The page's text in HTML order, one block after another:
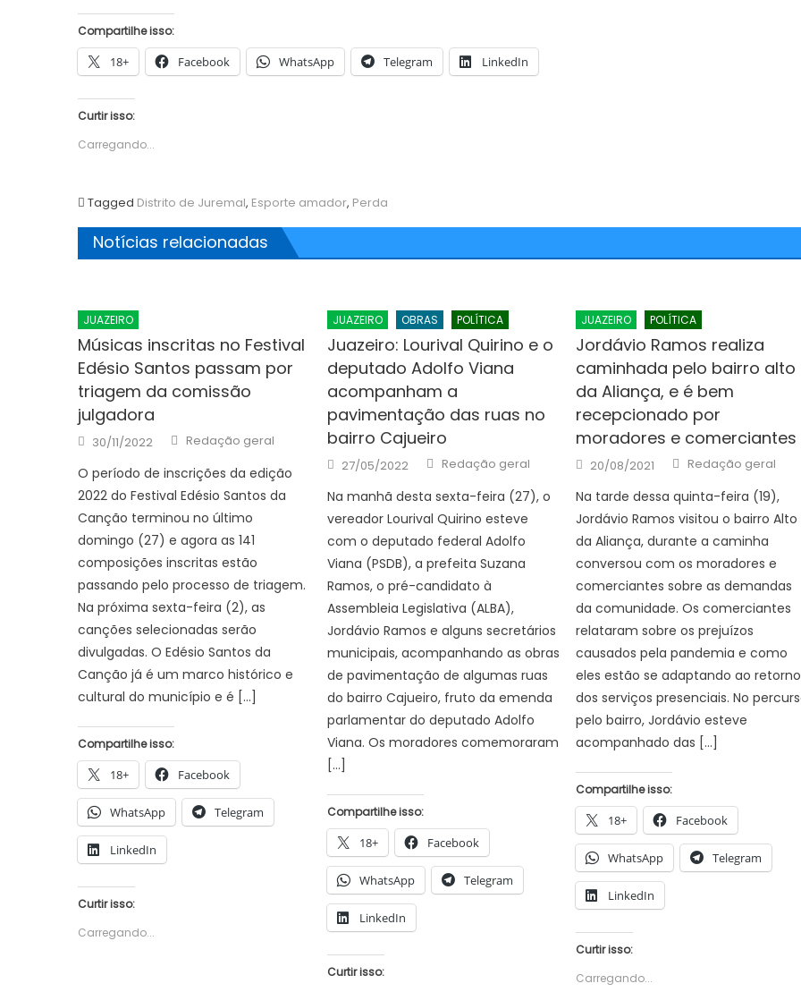
Compartilhe isso:
18+ Facebook WhatsApp Telegram LinkedIn
Curtir isso:
Carregando...
Tagged Distrito de Juremal, Esporte amador, Perda
Notícias relacionadas
JUAZEIRO
Músicas inscritas no Festival
Edésio Santos passam por
triagem da comissão
julgadora
Posted
on
30/11/2022 Author
Redação geral
O período de inscrições da edição
2022 do Festival Edésio Santos da
Canção terminou no último
domingo (27) e agora as 141
composições inscritas estão
passando pelo processo de triagem.
Na próxima sexta-feira (2), as
canções selecionadas serão
divulgadas. O Edésio Santos da
Canção já é um marco histórico e
cultural do município e é […]
Compartilhe isso:
18+ Facebook
WhatsApp Telegram
LinkedIn
Curtir isso:
Carregando...
JUAZEIRO OBRAS POLÍTICA
Juazeiro: Lourival Quirino e o
deputado Adolfo Viana
acompanham a
pavimentação das ruas no
bairro Cajueiro
Posted
on
27/05/2022 Author
Redação geral
Na manhã desta sexta-feira (27), o
vereador Lourival Quirino esteve
com o deputado federal Adolfo
Viana (PSDB), a prefeita Suzana
Ramos, o pré-candidato à
Assembleia Legislativa (ALBA),
Jordávio Ramos e alguns secretários
municipais, acompanhando as obras
de pavimentação de algumas ruas
do bairro Cajueiro, fruto da emenda
parlamentar do deputado Adolfo
Viana. Os moradores comemoraram
[…]
Compartilhe isso:
18+ Facebook
WhatsApp Telegram
LinkedIn
Curtir isso:
JUAZEIRO POLÍTICA
Jordávio Ramos realiza
caminhada pelo bairro alto
da Aliança, e é bem
recepcionado por
moradores e comerciantes
Posted
on
20/08/2021 Author
Redação geral
Na tarde dessa quinta-feira (19),
Jordávio Ramos visitou o bairro Alto
da Aliança, durante a caminha
conversou com os moradores e
comerciantes sobre as demandas
da comunidade. Os comerciantes
relataram sobre os prejuízos
causados pela pandemia e como
eles estão se adaptando ao retorno
dos serviços presenciais. No
pelo bairro, Jordávio esteve
acompanhado das […]
Compartilhe isso:
18+ Facebook
WhatsApp Telegram
LinkedIn
Curtir isso:
Carregando...